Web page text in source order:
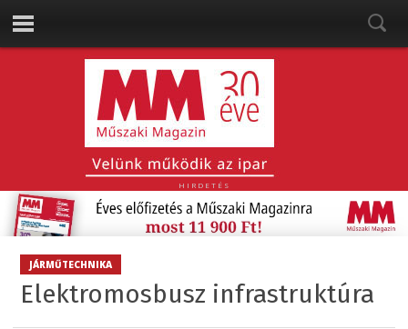
HIRDETÉS
JÁRMŰTECHNIKA
Elektromosbusz infrastruktúra